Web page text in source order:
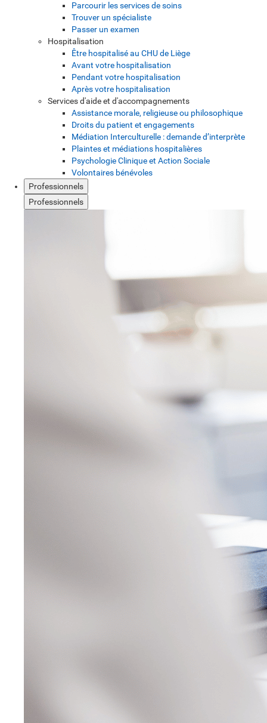
Parcourir les services de soins
Trouver un spécialiste
Passer un examen
Hospitalisation
Être hospitalisé au CHU de Liège
Avant votre hospitalisation
Pendant votre hospitalisation
Après votre hospitalisation
Services d'aide et d'accompagnements
Assistance morale, religieuse ou philosophique
Droits du patient et engagements
Médiation Interculturelle : demande d’interprète
Plaintes et médiations hospitalières
Psychologie Clinique et Action Sociale
Volontaires bénévoles
Professionnels
Professionnels